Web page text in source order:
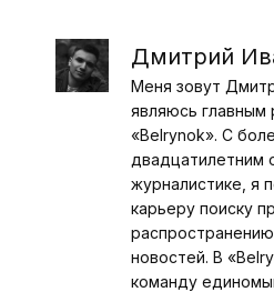
Дмитрий
Меня зовут
являюсь
«Belrynok». С
двадцатилетним
журналистике, я
карьеру поиску
новостей. В
команду